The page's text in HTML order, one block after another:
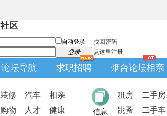
自动登录
找回密码
登录 点这里注册
论坛导航 求职招聘 烟台论坛相亲
装修 汽车
相亲
购物 人才 健康 信息
租房 二手房
跳蚤
二手车